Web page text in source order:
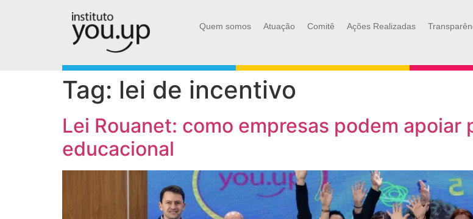
Quem somos Atuação Comitê Ações Realizadas
Tag: lei de incentivo
Lei Rouanet: como empresas podem
educacional